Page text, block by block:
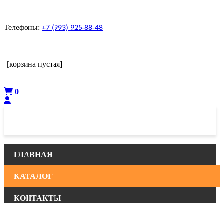
Телефоны: +7 (993) 925-88-48
[корзина пустая]
0
ГЛАВНАЯ
КАТАЛОГ
КОНТАКТЫ